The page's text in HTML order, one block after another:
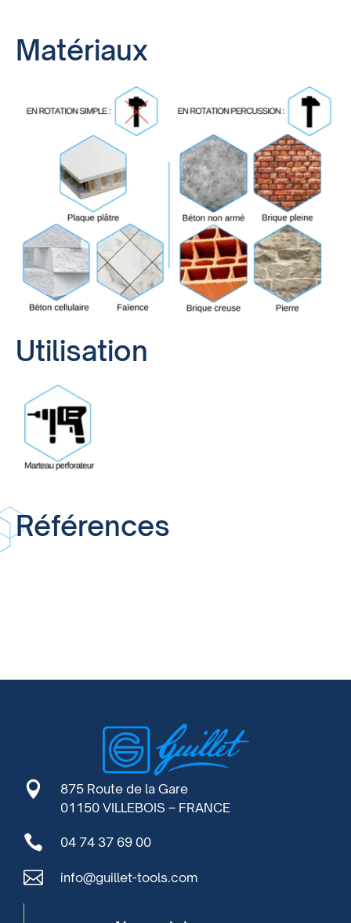
Matériaux
Utilisation
Références

875 Route de la Gare
01150 VILLEBOIS – FRANCE
 04 74 37 69 00
 info@guillet-tools.com